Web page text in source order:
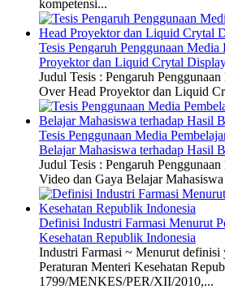
kompetensi...
Tesis Pengaruh Penggunaan
Proyektor dan Liquid Crytal
Judul Tesis : Pengaruh
Over Head Proyektor dan Liquid
Tesis Penggunaan Media
Belajar Mahasiswa terhadap Hasil
Judul Tesis : Pengaruh
Video dan Gaya Belajar
Definisi Industri Farmasi Menurut
Kesehatan Republik Indonesia
Industri Farmasi ~ Menurut definisi
Peraturan Menteri Kesehatan
1799/MENKES/PER/XII/2010,...